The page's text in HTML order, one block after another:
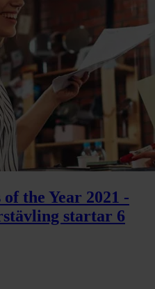
the Year 2021 -
startar 6